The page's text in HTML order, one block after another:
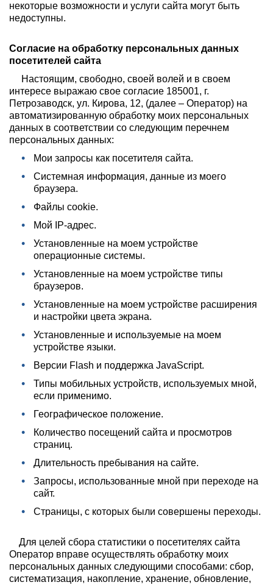
некоторые возможности и услуги сайта могут быть
недоступны.
Согласие на обработку персональных данных
посетителей сайта
Настоящим, свободно, своей волей и в своем
интересе выражаю свое согласие 185001, г.
Петрозаводск, ул. Кирова, 12, (далее – Оператор) на
автоматизированную обработку моих персональных
данных в соответствии со следующим перечнем
персональных данных:
Мои запросы как посетителя сайта.
Системная информация, данные из моего
браузера.
Файлы cookie.
Мой IP-адрес.
Установленные на моем устройстве
операционные системы.
Установленные на моем устройстве типы
браузеров.
Установленные на моем устройстве расширения
и настройки цвета экрана.
Установленные и используемые на моем
устройстве языки.
Версии Flash и поддержка JavaScript.
Типы мобильных устройств, используемых мной,
если применимо.
Географическое положение.
Количество посещений сайта и просмотров
страниц.
Длительность пребывания на сайте.
Запросы, использованные мной при переходе на
сайт.
Страницы, с которых были совершены переходы.
Для целей сбора статистики о посетителях сайта
Оператор вправе осуществлять обработку моих
персональных данных следующими способами: сбор,
систематизация, накопление, хранение, обновление,